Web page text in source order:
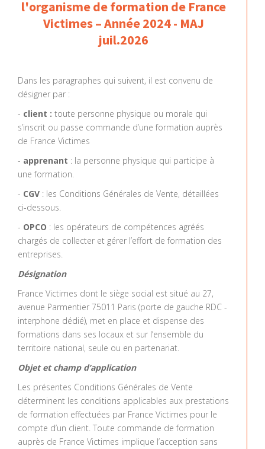
l'organisme de formation de France
Victimes – Année 2024 - MAJ
juil.2026
Dans les paragraphes qui suivent, il est convenu de
désigner par :
- client : toute personne physique ou morale qui
s’inscrit ou passe commande d’une formation auprès
de France Victimes
- apprenant : la personne physique qui participe à
une formation.
- CGV : les Conditions Générales de Vente, détaillées
ci-dessous.
- OPCO : les opérateurs de compétences agréés
chargés de collecter et gérer l’effort de formation des
entreprises.
Désignation
France Victimes dont le siège social est situé au 27,
avenue Parmentier 75011 Paris (porte de gauche RDC -
interphone dédié), met en place et dispense des
formations dans ses locaux et sur l’ensemble du
territoire national, seule ou en partenariat.
Objet et champ d’application
Les présentes Conditions Générales de Vente
déterminent les conditions applicables aux prestations
de formation effectuées par France Victimes pour le
compte d’un client. Toute commande de formation
auprès de France Victimes implique l’acception sans